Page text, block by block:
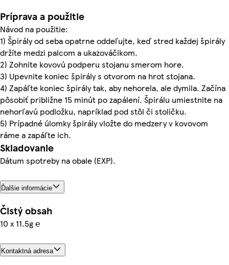
Príprava a použitie
Návod na použitie:
1) Špirály od seba opatrne oddeľujte, keď stred každej špirály
držíte medzi palcom a ukazováčikom.
2) Zohnite kovovú podperu stojanu smerom hore.
3) Upevnite koniec špirály s otvorom na hrot stojana.
4) Zapáľte koniec špirály tak, aby nehorela, ale dymila. Začína
pôsobiť približne 15 minút po zapálení. Špirálu umiestnite na
nehorľavú podložku, napríklad pod stôl či stoličku.
5) Prípadné úlomky špirály vložte do medzery v kovovom
ráme a zapáľte ich.
Skladovanie
Dátum spotreby na obale (EXP).
Ďalšie informácie
Čistý obsah
10 x 11.5g ℮
Kontaktná adresa